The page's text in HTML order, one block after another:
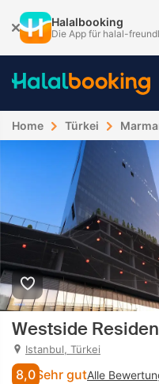
Halalbooking
Die App für halal-
Home Türkei
Westside
Istanbul, Türkei
8,0 Sehr gutAlle